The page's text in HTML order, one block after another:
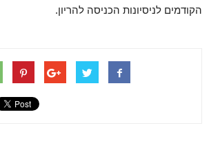
הקודמים לניסיונות הכניסה להריון.